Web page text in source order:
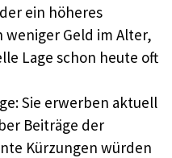
ein höheres
Geld im Alter,
Lage schon heute oft
Sie erwerben aktuell
Beiträge der
Kürzungen würden